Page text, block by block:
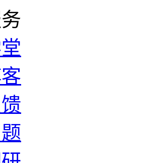
接
辑
整
剪
缩